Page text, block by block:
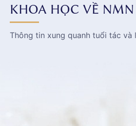
KHOA HỌC VỀ NMN
Thông tin xung quanh tuổi tác và